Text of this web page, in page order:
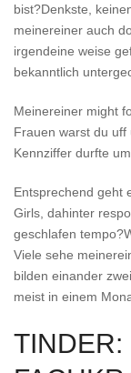
bist?Denkste,
meinereiner auch
irgendeine weise
bekanntlich
Meinereiner might
Frauen warst du uff
Kennziffer durfte
Entsprechend geht
Girls, dahinter
geschlafen
Viele sehe
bilden einander
meist in einem
TINDER: